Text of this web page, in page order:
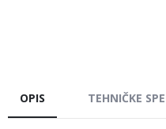
OPIS TEHNIČKE